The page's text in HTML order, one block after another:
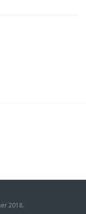
2018.